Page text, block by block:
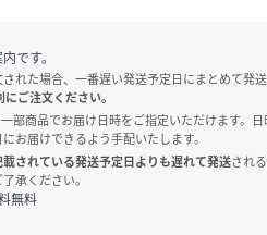
です。
れた場合、一番遅い発送予定日にまとめて発
ご注文ください。
部商品でお届け日時をご指定いただけます。日
お届けできるよう手配いたします。
されている発送予定日よりも遅れて発送され
承ください。
無料